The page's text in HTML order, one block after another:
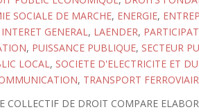
SOCIALE DE MARCHE, ENERGIE,
INTERET GENERAL, LAENDER,
, PUISSANCE PUBLIQUE, SECTEUR
LOCAL, SOCIETE D'ELECTRICITE ET
, TRANSPORT
DE DROIT COMPARE